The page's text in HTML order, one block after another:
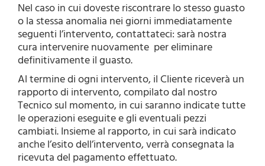
Nel caso in cui doveste riscontrare lo stesso guasto
o la stessa anomalia nei giorni immediatamente
seguenti l’intervento, contattateci: sarà nostra
cura intervenire nuovamente per eliminare
definitivamente il guasto.
Al termine di ogni intervento, il Cliente riceverà un
rapporto di intervento, compilato dal nostro
Tecnico sul momento, in cui saranno indicate tutte
le operazioni eseguite e gli eventuali pezzi
cambiati. Insieme al rapporto, in cui sarà indicato
anche l’esito dell’intervento, verrà consegnata la
ricevuta del pagamento effettuato.